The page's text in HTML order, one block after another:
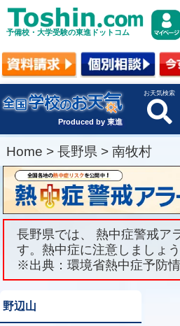
予備校・大学受験の東進ドットコム
Produced by 東進
お天気検索
Home > 長野県 > 南牧村
長野県では、 熱中症警戒ア
す。熱中症に注意しましょう
※出典：環境省熱中症予防
野辺山